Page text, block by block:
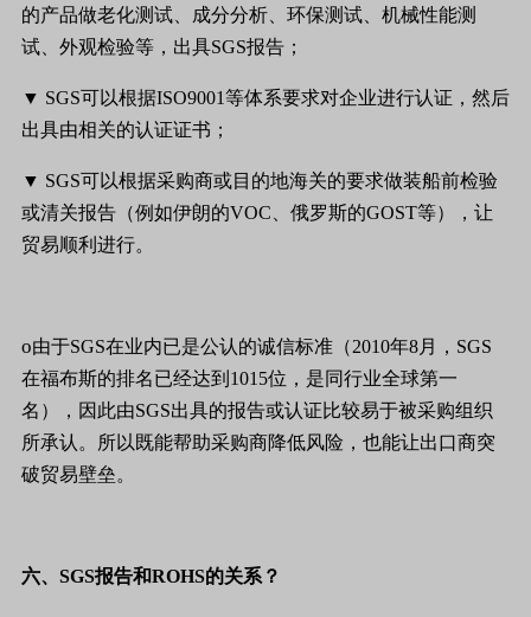
的产品做老化测试、成分分析、环保测试、机械性能测
试、外观检验等，出具SGS报告；
▼ SGS可以根据ISO9001等体系要求对企业进行认证，然后
出具由相关的认证证书；
▼ SGS可以根据采购商或目的地海关的要求做装船前检验
或清关报告（例如伊朗的VOC 、俄罗斯的GOST等），让
贸易顺利进行。
o由于SGS在业内已是公认的诚信标准（2010年8月， SGS
在福布斯的排名已经达到 1015位，是同行业全球第一
名），因此由SGS出具的报告或认证比较易于被采购组织
所承认。所以既能帮助采购商降低风险，也能让出口商突
破贸易壁垒。
六、 SGS报告和ROHS的关系 ？